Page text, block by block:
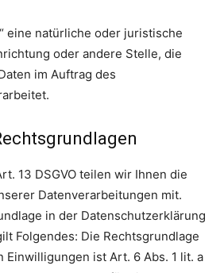
eine natürliche oder juristische
oder andere Stelle, die
im Auftrag des
13 DSGVO teilen wir Ihnen die
Datenverarbeitungen mit.
in der Datenschutzerklärung
Folgendes: Die Rechtsgrundlage
Einwilligungen ist Art. 6 Abs. 1 lit. a